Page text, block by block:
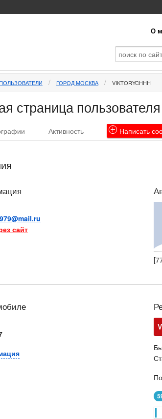
О
ГОРОД МОСКВА VIKTORYCHHH
страница
Активность Написать
сайт